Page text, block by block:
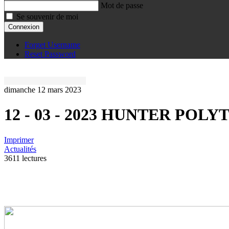
Mot de passe
Se souvenir de moi
Connexion
Forget Username
Reset Password
dimanche 12 mars 2023
12 - 03 - 2023 HUNTER
Imprimer
Actualités
3611 lectures